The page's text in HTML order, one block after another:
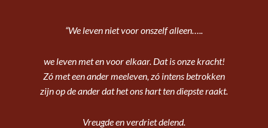
“We leven niet voor onszelf alleen…..
we leven met en voor elkaar. Dat is onze kracht!
Zó met een ander meeleven, zó intens betrokken
zijn op de ander dat het ons hart ten diepste raakt.
Vreugde en verdriet delend.